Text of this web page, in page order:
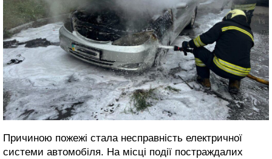
Причиною пожежі стала несправність електричної
системи автомобіля. На місці події постраждалих